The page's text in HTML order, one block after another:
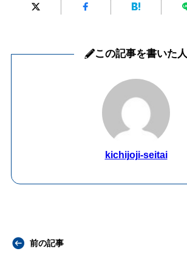
この記事を書いた人
kichijoji-seitai
前の記事